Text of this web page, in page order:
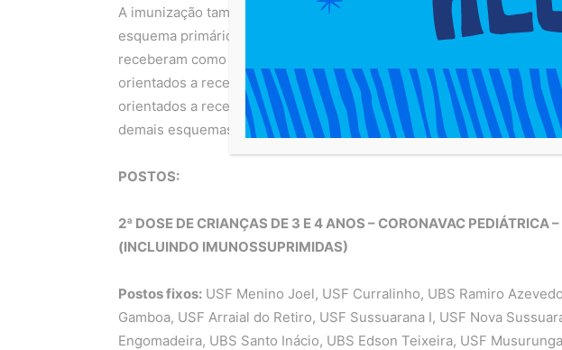
A imunização também segue para os indivíduos com 18 anos ou mais
esquema primário. Nota Técnica do Ministério da Saúde estabelece
receberam como esquema primário a vacina Janssen (Dose Única),
orientados a receber um segundo reforço; e todos os indivíduos de
orientados a receber um terceiro reforço, igualando o quantitativo
demais esquemas vacinais contra a Covid-19.
POSTOS:
2ª DOSE DE CRIANÇAS DE 3 E 4 ANOS – CORONAVAC PEDIÁTRICA
(INCLUINDO IMUNOSSUPRIMIDAS)
Postos fixos:USF Menino Joel, USF Curralinho, UBS Ramiro
Gamboa, USF Arraial do Retiro, USF Sussuarana I, USF Nova
Engomadeira, UBS Santo Inácio, UBS Edson Teixeira, USF